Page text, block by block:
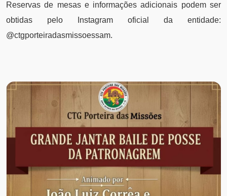
Reservas de mesas e informações adicionais podem ser
obtidas pelo Instagram oficial da entidade:
@ctgporteiradasmissoessam.